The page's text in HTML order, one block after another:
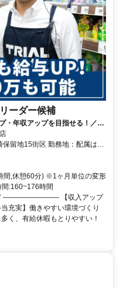
ーダー候補
・年収アップを目指せる！／小
給・賞与あり／福利厚生充実
舗又は希望エリアを優先し配
勤務いずれか希望を選択でき
間,休憩60分) ※1ヶ月単位の変形
:160~176時間
―――――――― 【収入アップ
充実】働きやすい環境づくり
く、有給休暇もとりやすい！